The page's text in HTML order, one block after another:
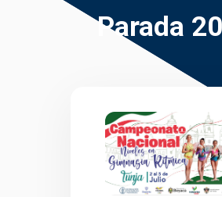
Parada